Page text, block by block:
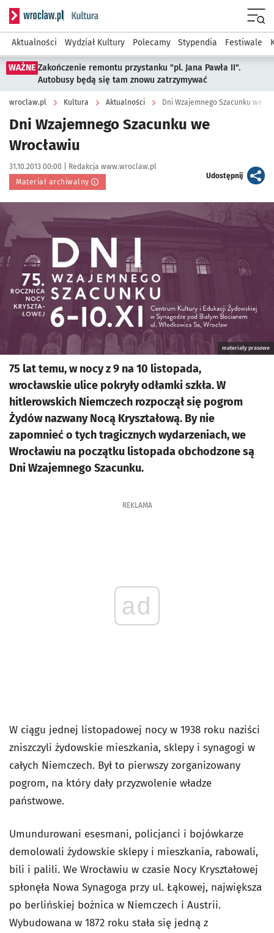
Serwis informacyjny wroclaw.pl podserwis: Kultura
Aktualności Wydział Kultury Polecamy Stypendia Festiwale
WAŻNE Zakończenie remontu przystanku "pl. Jana Pawła II".
Autobusy będą się tam znowu zatrzymywać
wroclaw.pl Kultura Aktualności Dni Wzajemnego Szacunku we
Dni Wzajemnego Szacunku we
Wrocławiu
Data publikacji:
31.10.2013 00:00 | Autor:
Redakcja www.wroclaw.pl
Materiał archiwalny
Udostępnijartykuł
materiały prasowe
75 lat temu, w nocy z 9 na 10 listopada,
wrocławskie ulice pokryły odłamki szkła. W
hitlerowskich Niemczech rozpoczął się pogrom
Żydów nazwany Nocą Kryształową. By nie
zapomnieć o tych tragicznych wydarzeniach, we
Wrocławiu na początku listopada obchodzone są
Dni Wzajemnego Szacunku.
REKLAMA
ad
W ciągu jednej listopadowej nocy w 1938 roku naziści
zniszczyli żydowskie mieszkania, sklepy i synagogi w
całych Niemczech. Był to pierwszy zorganizowany
pogrom, na który dały przyzwolenie władze
państwowe.
Umundurowani esesmani, policjanci i bojówkarze
demolowali żydowskie sklepy i mieszkania, rabowali,
bili i palili. We Wrocławiu w czasie Nocy Kryształowej
spłonęła Nowa Synagoga przy ul. Łąkowej, największa
po berlińskiej bożnica w Niemczech i Austrii.
Wybudowana w 1872 roku stała się jedną z